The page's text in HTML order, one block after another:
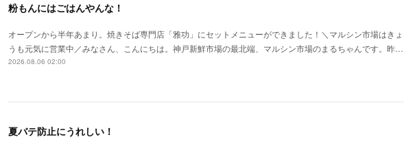
粉もんにはごはんやんな！
オープンから半年あまり。焼きそば専門店「雅功」にセットメニューができました！＼マルシン市場はきょ
うも元気に営業中／みなさん、こんにちは。神戸新鮮市場の最北端、マルシン市場のまるちゃんです。昨…
2026.08.06 02:00
夏バテ防止にうれしい！